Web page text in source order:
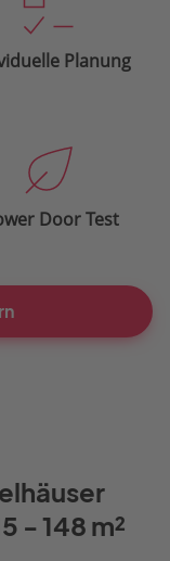
Planung
Door Test
- 148 m²